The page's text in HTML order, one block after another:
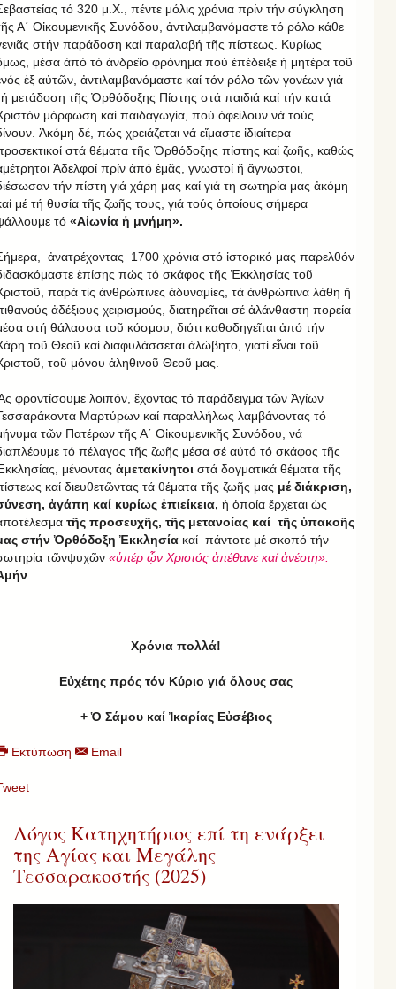
τό 320 μ.Χ., πέντε μόλις χρόνια πρίν τήν σύγκληση
Α΄ Οἰκουμενικῆς Συνόδου, ἀντιλαμβανόμαστε τό ρόλο κάθε
στήν παράδοση καί παραλαβή τῆς πίστεως. Κυρίως
μέσα ἀπό τό ἀνδρεῖο φρόνημα πού ἐπέδειξε ἡ μητέρα τοῦ
ἐξ αὐτῶν, ἀντιλαμβανόμαστε καί τόν ρόλο τῶν γονέων γιά
μετάδοση τῆς Ὀρθόδοξης Πίστης στά παιδιά καί τήν κατά
μόρφωση καί παιδαγωγία, πού ὀφείλουν νά τούς
Ἀκόμη δέ, πώς χρειάζεται νά εἴμαστε ἰδιαίτερα
στά θέματα τῆς Ὀρθόδοξης πίστης καί ζωῆς, καθώς
Ἀδελφοί πρίν ἀπό ἐμᾶς, γνωστοί ἤ ἄγνωστοι,
τήν πίστη γιά χάρη μας καί γιά τη σωτηρία μας ἀκόμη
μέ τή θυσία τῆς ζωῆς τους, γιά τούς ὁποίους σήμερα
τό «Αἰωνία ἡ μνήμη».
ἀνατρέχοντας 1700 χρόνια στό ἱστορικό μας παρελθόν
ἐπίσης πώς τό σκάφος τῆς Ἐκκλησίας τοῦ
παρά τίς ἀνθρώπινες ἀδυναμίες, τά ἀνθρώπινα λάθη ἤ
ἀδέξιους χειρισμούς, διατηρεῖται σέ ἀλάνθαστη πορεία
στή θάλασσα τοῦ κόσμου, διότι καθοδηγεῖται ἀπό τήν
τοῦ Θεοῦ καί διαφυλάσσεται ἀλώβητο, γιατί εἶναι τοῦ
τοῦ μόνου ἀληθινοῦ Θεοῦ μας.
φροντίσουμε λοιπόν, ἔχοντας τό παράδειγμα τῶν Ἁγίων
Μαρτύρων καί παραλλήλως λαμβάνοντας τό
τῶν Πατέρων τῆς Α΄ Οἰκουμενικῆς Συνόδου, νά
τό πέλαγος τῆς ζωῆς μέσα σέ αὐτό τό σκάφος τῆς
μένοντας ἀμετακίνητοι στά δογματικά θέματα τῆς
καί διευθετῶντας τά θέματα τῆς ζωῆς μας μέ διάκριση,
ἀγάπη καί κυρίως ἐπιείκεια, ἡ ὁποία ἔρχεται ὡς
τῆς προσευχῆς, τῆς μετανοίας καί τῆς ὑπακοῆς
στήν Ὀρθόδοξη Ἐκκλησία καί πάντοτε μέ σκοπό τήν
τῶνψυχῶν «ὑπέρ ᾧν Χριστός ἀπέθανε καί ἀνέστη».
Χρόνια πολλά!
Εὐχέτης πρός τόν Κύριο γιά ὅλους σας
+ Ὁ Σάμου καί Ἰκαρίας Εὐσέβιος
Εκτύπωση Email
Λόγος Κατηχητήριος επί τη ενάρξει
της Αγίας και Μεγάλης
Τεσσαρακοστής (2025)